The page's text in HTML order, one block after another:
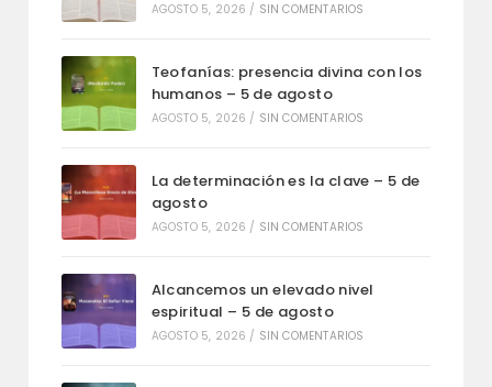
AGOSTO 5, 2026 / SIN COMENTARIOS
Teofanías: presencia divina con los
humanos – 5 de agosto
AGOSTO 5, 2026 / SIN COMENTARIOS
La determinación es la clave – 5 de
agosto
AGOSTO 5, 2026 / SIN COMENTARIOS
Alcancemos un elevado nivel
espiritual – 5 de agosto
AGOSTO 5, 2026 / SIN COMENTARIOS